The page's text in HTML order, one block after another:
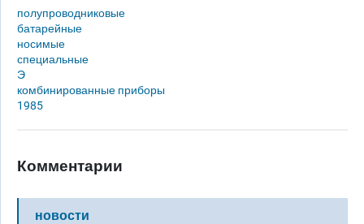
полупроводниковые
батарейные
носимые
специальные
Э
комбинированные приборы
1985
Комментарии
новости